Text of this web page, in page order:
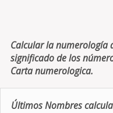
Calcular la numerología
significado de los
Carta numerologica.
Últimos Nombres